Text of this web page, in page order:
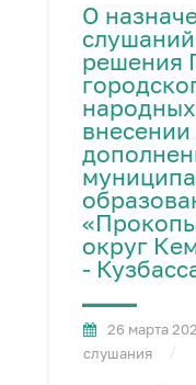
О
решения
округ
-
26 марта
слушания